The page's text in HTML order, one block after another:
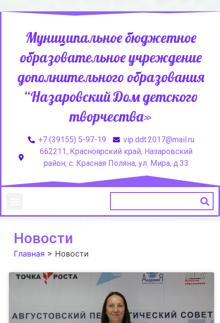
Муниципальное бюджетное
образовательное учреждение
дополнительного образования
“Назаровский Дом детского
творчества»
+7 (39155) 5-97-19
vip.ddt.2017@mail.ru
662211, Красноярский край, Назаровский
район, с. Красная Поляна, ул. Мира, д.33
Новости
Главная > Новости